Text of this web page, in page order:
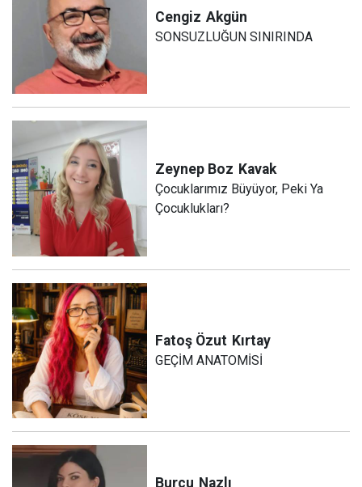
Cengiz Akgün
SONSUZLUĞUN SINIRINDA
Zeynep Boz Kavak
Çocuklarımız Büyüyor, Peki Ya
Çocuklukları?
Fatoş Özut Kırtay
GEÇİM ANATOMİSİ
Burcu Nazlı